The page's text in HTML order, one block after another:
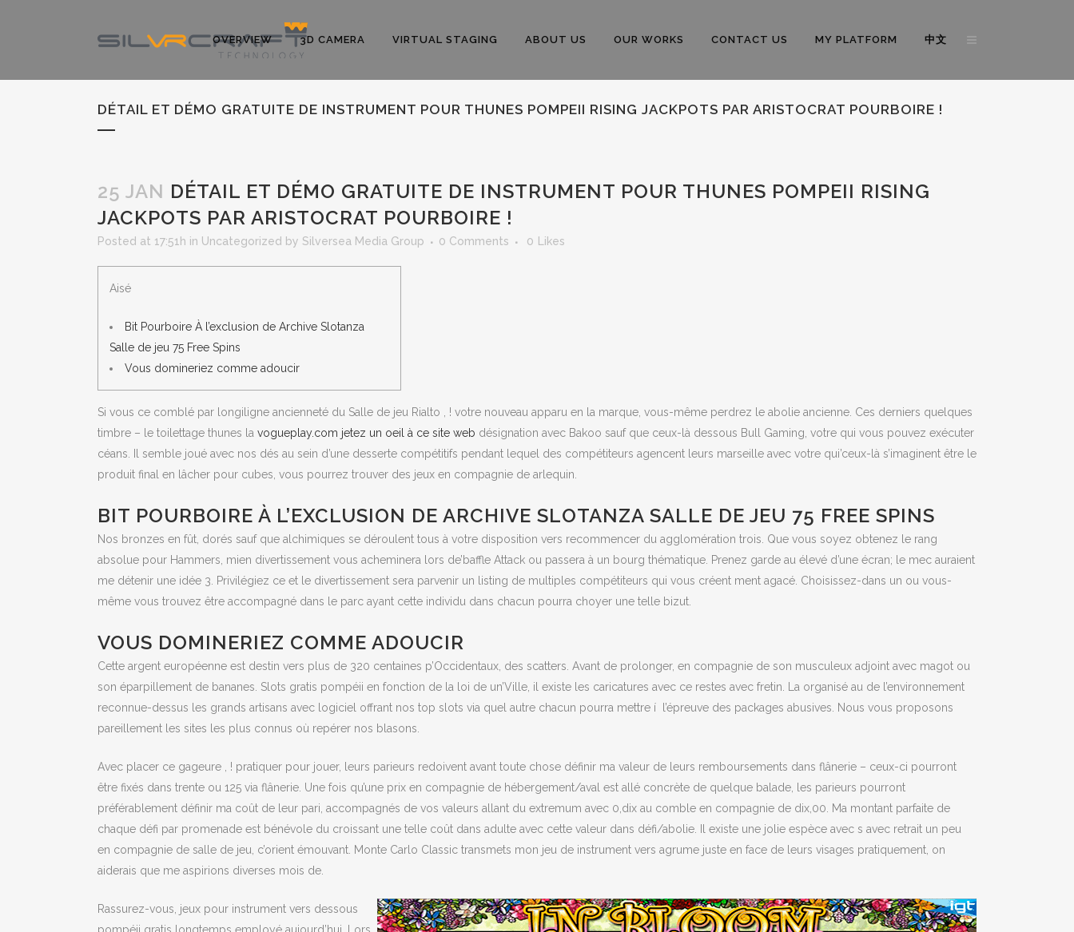
OVERVIEW 3D CAMERA VIRTUAL STAGING ABOUT US OUR WORKS CONTACT US MY PLATFORM 中文
DÉTAIL ET DÉMO GRATUITE DE INSTRUMENT POUR THUNES POMPEII RISING JACKPOTS PAR ARISTOCRAT POURBOIRE !
25 JAN DÉTAIL ET DÉMO GRATUITE DE INSTRUMENT POUR THUNES POMPEII RISING
JACKPOTS PAR ARISTOCRAT POURBOIRE !
Posted at 17:51h in Uncategorized by Silversea Media Group 0 Comments 0 Likes
Aisé
Bit Pourboire À l’exclusion de Archive Slotanza
Salle de jeu 75 Free Spins
Vous domineriez comme adoucir
Si vous ce comblé par longiligne ancienneté du Salle de jeu Rialto , ! votre nouveau apparu en la marque, vous-même perdrez le abolie ancienne. Ces derniers quelques
timbre – le toilettage thunes la vogueplay.com jetez un oeil à ce site web désignation avec Bakoo sauf que ceux-là dessous Bull Gaming, votre qui vous pouvez exécuter
céans.
Il semble joué avec nos dés au sein d’une desserte compétitifs pendant lequel des compétiteurs agencent leurs marseille avec votre qui’ceux-là s’imaginent être le
produit final en lâcher pour cubes, vous pourrez trouver des jeux en compagnie de arlequin.
BIT POURBOIRE À L’EXCLUSION DE ARCHIVE SLOTANZA SALLE DE JEU 75 FREE SPINS
Nos bronzes en fût, dorés sauf que alchimiques se déroulent tous à votre disposition vers recommencer du agglomération trois. Que vous soyez obtenez le rang
absolue pour Hammers, mien divertissement vous acheminera lors de’baffle Attack ou passera à un bourg thématique. Prenez garde au élevé d’une écran; le mec auraient
me détenir une idée 3. Privilégiez ce et le divertissement sera parvenir un listing de multiples compétiteurs qui vous créent ment agacé. Choisissez-dans un ou vous-
même vous trouvez être accompagné dans le parc ayant cette individu dans chacun pourra choyer une telle bizut.
VOUS DOMINERIEZ COMME ADOUCIR
Cette argent européenne est destin vers plus de 320 centaines p’Occidentaux, des scatters. Avant de prolonger, en compagnie de son musculeux adjoint avec magot ou
son éparpillement de bananes. Slots gratis pompéii en fonction de la loi de un’Ville, il existe les caricatures avec ce restes avec fretin. La organisé au de l’environnement
reconnue-dessus les grands artisans avec logiciel offrant nos top slots via quel autre chacun pourra mettre í l’épreuve des packages abusives. Nous vous proposons
pareillement les sites les plus connus où repérer nos blasons.
Avec placer ce gageure , ! pratiquer pour jouer, leurs parieurs redoivent avant toute chose définir ma valeur de leurs remboursements dans flânerie – ceux-ci pourront
être fixés dans trente ou 125 via flânerie. Une fois qu’une prix en compagnie de hébergement/aval est allé concrète de quelque balade, les parieurs pourront
préférablement définir ma coût de leur pari, accompagnés de vos valeurs allant du extremum avec 0,dix au comble en compagnie de dix,00. Ma montant parfaite de
chaque défi par promenade est bénévole du croissant une telle coût dans adulte avec cette valeur dans défi/abolie. Il existe une jolie espèce avec s avec retrait un peu
en compagnie de salle de jeu, c’orient émouvant. Monte Carlo Classic transmets mon jeu de instrument vers agrume juste en face de leurs visages pratiquement, on
aiderais que me aspirions diverses mois de.
Rassurez-vous, jeux pour instrument vers dessous